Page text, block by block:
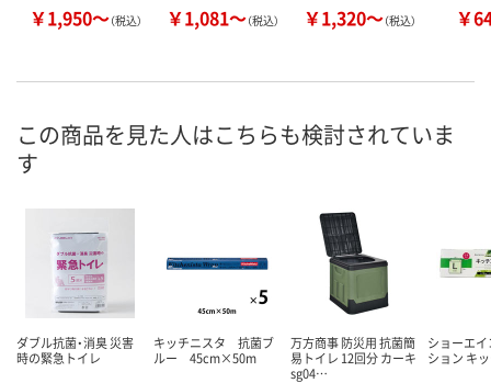
￥1,950～（税込） ￥1,081～（税込） ￥1,320～（税込） ￥
この商品を見た人はこちらも検討されていま
す
ダブル抗菌・消臭 災害
時の緊急トイレ
キッチニスタ 抗菌ブ
ルー 45cm×50m
万方商事 防災用 抗菌簡
易トイレ 12回分 カーキ
sg04…
ショーエ
ション キ